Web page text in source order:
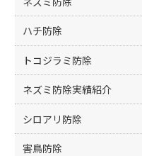
ハチ防除
トコジラミ防除
ネズミ防除実績紹介
シロアリ防除
害鳥防除